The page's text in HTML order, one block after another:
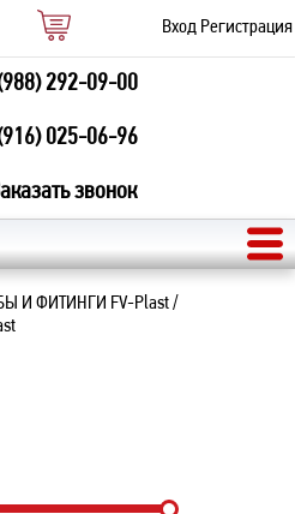
Вход Регистрация
292-09-00
025-06-96
звонок
И ФИТИНГИ FV-Plast/